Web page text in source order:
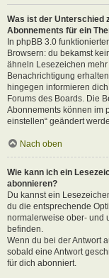
Was ist der Unterschied
Abonnements für ein
In phpBB 3.0
Browsern: du bekamst
ähneln Lesezeichen
Benachrichtigung
hingegen informieren
Forums des Boards. Die
Abonnements können im
einstellen“ geändert
Nach oben
Wie kann ich ein
abonnieren?
Du kannst ein
du die entsprechende
normalerweise ober- und
befinden.
Wenn du bei der Antwort
sobald eine Antwort
für dich abonniert.